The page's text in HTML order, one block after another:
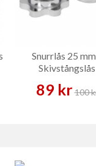
Snurrlås 25
Skivstångslås
89 kr100